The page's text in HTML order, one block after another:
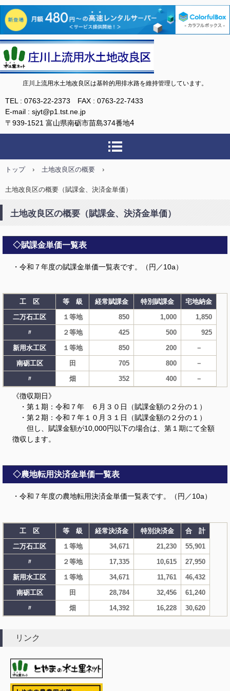
庄川上流用水土地改良区
庄川上流用水土地改良区は基幹的用排水路を維持管理しています。
TEL : 0763-22-2373 FAX : 0763-22-7433
E-mail : sjyt@p1.tst.ne.jp
〒939-1521 富山県南砺市苗島374番地4
トップ › 土地改良区の概要 ›
土地改良区の概要（賦課金、決済金単価）
土地改良区の概要（賦課金、決済金単価）
◇賦課金単価一覧表
・令和７年度の賦課金単価一覧表です。（円／10a）
工 区 等 級 経常賦課金 特別賦課金
宅地納金
二万石工区
１等地 850 1,000
1,850
〃
２等地 425 500
925
新用水工区
１等地 850 200
－
南砺工区
田 705 800
－
〃
畑 352 400 －
《徴収期日》
・第１期：令和７年 ６月３０日（賦課金額の２分の１）
・第２期：令和７年１０月３１日（賦課金額の２分の１）
但し、賦課金額が10,000円以下の場合は、第１期にて全額
徴収します。
◇農地転用決済金単価一覧表
・令和７年度の農地転用決済金単価一覧表です。（円／10a）
工 区 等 級 経常決済金 特別決済金
合 計
二万石工区
１等地 34,671 21,230
55,901
〃
２等地 17,335 10,615
27,950
新用水工区
１等地 34,671 11,761
46,432
南砺工区
田 28,784 32,456
61,240
〃
畑 14,392 16,228 30,620
リンク